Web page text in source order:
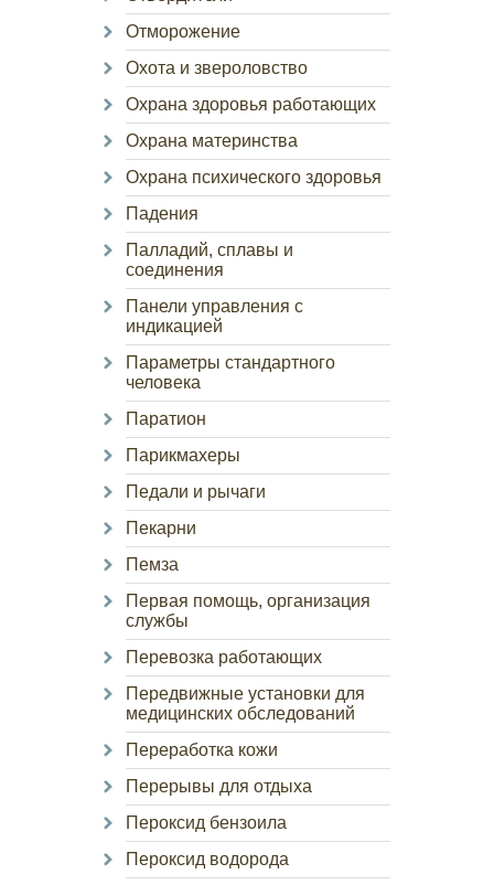
Отморожение
Охота и звероловство
Охрана здоровья работающих
Охрана материнства
Охрана психического здоровья
Падения
Палладий, сплавы и
соединения
Панели управления с
индикацией
Параметры стандартного
человека
Паратион
Парикмахеры
Педали и рычаги
Пекарни
Пемза
Первая помощь, организация
службы
Перевозка работающих
Передвижные установки для
медицинских обследований
Переработка кожи
Перерывы для отдыха
Пероксид бензоила
Пероксид водорода